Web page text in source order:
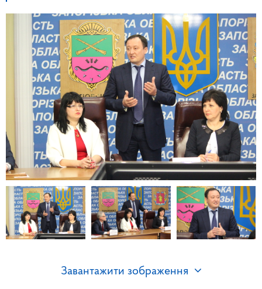
Завантажити зображення